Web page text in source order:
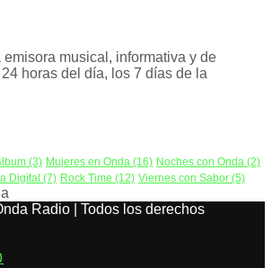
musical, informativa y de
horas del día, los 7 días de la
(3) Mujeres en Onda (16) Noches con Onda (2)
Digital (7) Rock Time (12) Viernes con Sabor (5)
Radio | Todos los derechos